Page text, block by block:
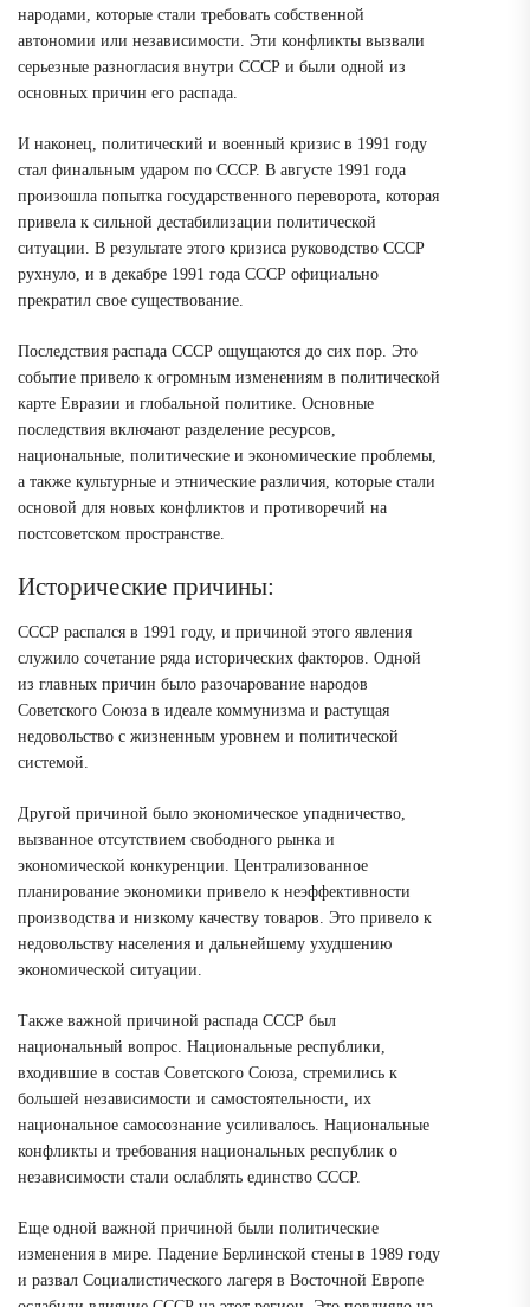
народами, которые стали требовать собственной
автономии или независимости. Эти конфликты вызвали
серьезные разногласия внутри СССР и были одной из
основных причин его распада.
И наконец, политический и военный кризис в 1991 году
стал финальным ударом по СССР. В августе 1991 года
произошла попытка государственного переворота, которая
привела к сильной дестабилизации политической
ситуации. В результате этого кризиса руководство СССР
рухнуло, и в декабре 1991 года СССР официально
прекратил свое существование.
Последствия распада СССР ощущаются до сих пор. Это
событие привело к огромным изменениям в политической
карте Евразии и глобальной политике. Основные
последствия включают разделение ресурсов,
национальные, политические и экономические проблемы,
а также культурные и этнические различия, которые стали
основой для новых конфликтов и противоречий на
постсоветском пространстве.
Исторические причины:
СССР распался в 1991 году, и причиной этого явления
служило сочетание ряда исторических факторов. Одной
из главных причин было разочарование народов
Советского Союза в идеале коммунизма и растущая
недовольство с жизненным уровнем и политической
системой.
Другой причиной было экономическое упадничество,
вызванное отсутствием свободного рынка и
экономической конкуренции. Централизованное
планирование экономики привело к неэффективности
производства и низкому качеству товаров. Это привело к
недовольству населения и дальнейшему ухудшению
экономической ситуации.
Также важной причиной распада СССР был
национальный вопрос. Национальные республики,
входившие в состав Советского Союза, стремились к
большей независимости и самостоятельности, их
национальное самосознание усиливалось. Национальные
конфликты и требования национальных республик о
независимости стали ослаблять единство СССР.
Еще одной важной причиной были политические
изменения в мире. Падение Берлинской стены в 1989 году
и развал Социалистического лагеря в Восточной Европе